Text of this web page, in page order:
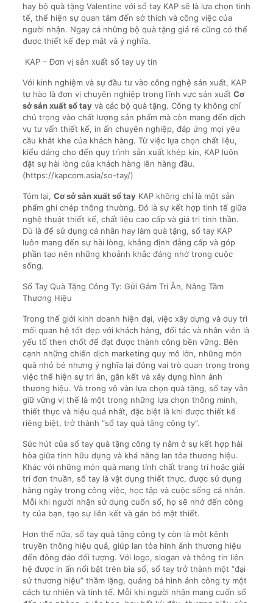
hay bộ quà tặng Valentine với sổ tay KAP sẽ là lựa chọn tinh
tế, thể hiện sự quan tâm đến sở thích và công việc của
người nhận. Ngay cả những bộ quà tặng giá rẻ cũng có thể
được thiết kế đẹp mắt và ý nghĩa.
KAP – Đơn vị sản xuất sổ tay uy tín
Với kinh nghiệm và sự đầu tư vào công nghệ sản xuất, KAP
tự hào là đơn vị chuyên nghiệp trong lĩnh vực sản xuất Cơ
sở sản xuất sổ tayvà các bộ quà tặng. Công ty không chỉ
chú trọng vào chất lượng sản phẩm mà còn mang đến dịch
vụ tư vấn thiết kế, in ấn chuyên nghiệp, đáp ứng mọi yêu
cầu khắt khe của khách hàng. Từ việc lựa chọn chất liệu,
kiểu dáng cho đến quy trình sản xuất khép kín, KAP luôn
đặt sự hài lòng của khách hàng lên hàng đầu.
(https://kapcom.asia/so-tay/)
Tóm lại, Cơ sở sản xuất sổ tayKAP không chỉ là một sản
phẩm ghi chép thông thường. Đó là sự kết hợp tinh tế giữa
nghệ thuật thiết kế, chất liệu cao cấp và giá trị tinh thần.
Dù là để sử dụng cá nhân hay làm quà tặng, sổ tay KAP
luôn mang đến sự hài lòng, khẳng định đẳng cấp và góp
phần tạo nên những khoảnh khắc đáng nhớ trong cuộc
sống.
Sổ Tay Quà Tặng Công Ty: Gửi Gắm Tri Ân, Nâng Tầm
Thương Hiệu
Trong thế giới kinh doanh hiện đại, việc xây dựng và duy trì
mối quan hệ tốt đẹp với khách hàng, đối tác và nhân viên là
yếu tố then chốt để đạt được thành công bền vững. Bên
cạnh những chiến dịch marketing quy mô lớn, những món
quà nhỏ bé nhưng ý nghĩa lại đóng vai trò quan trọng trong
việc thể hiện sự tri ân, gắn kết và xây dựng hình ảnh
thương hiệu. Và trong vô vàn lựa chọn quà tặng, sổ tay vẫn
giữ vững vị thế là một trong những lựa chọn thông minh,
thiết thực và hiệu quả nhất, đặc biệt là khi được thiết kế
riêng biệt, trở thành “sổ tay quà tặng công ty”.
Sức hút của sổ tay quà tặng công ty nằm ở sự kết hợp hài
hòa giữa tính hữu dụng và khả năng lan tỏa thương hiệu.
Khác với những món quà mang tính chất trang trí hoặc giải
trí đơn thuần, sổ tay là vật dụng thiết thực, được sử dụng
hàng ngày trong công việc, học tập và cuộc sống cá nhân.
Mỗi khi người nhận sử dụng cuốn sổ, họ sẽ nhớ đến công
ty của bạn, tạo sự liên kết và gắn bó mật thiết.
Hơn thế nữa, sổ tay quà tặng công ty còn là một kênh
truyền thông hiệu quả, giúp lan tỏa hình ảnh thương hiệu
đến đông đảo đối tượng. Với logo, slogan và thông tin liên
hệ được in ấn nổi bật trên bìa sổ, sổ tay trở thành một “đại
sứ thương hiệu” thầm lặng, quảng bá hình ảnh công ty một
cách tự nhiên và tinh tế. Mỗi khi người nhận mang cuốn sổ